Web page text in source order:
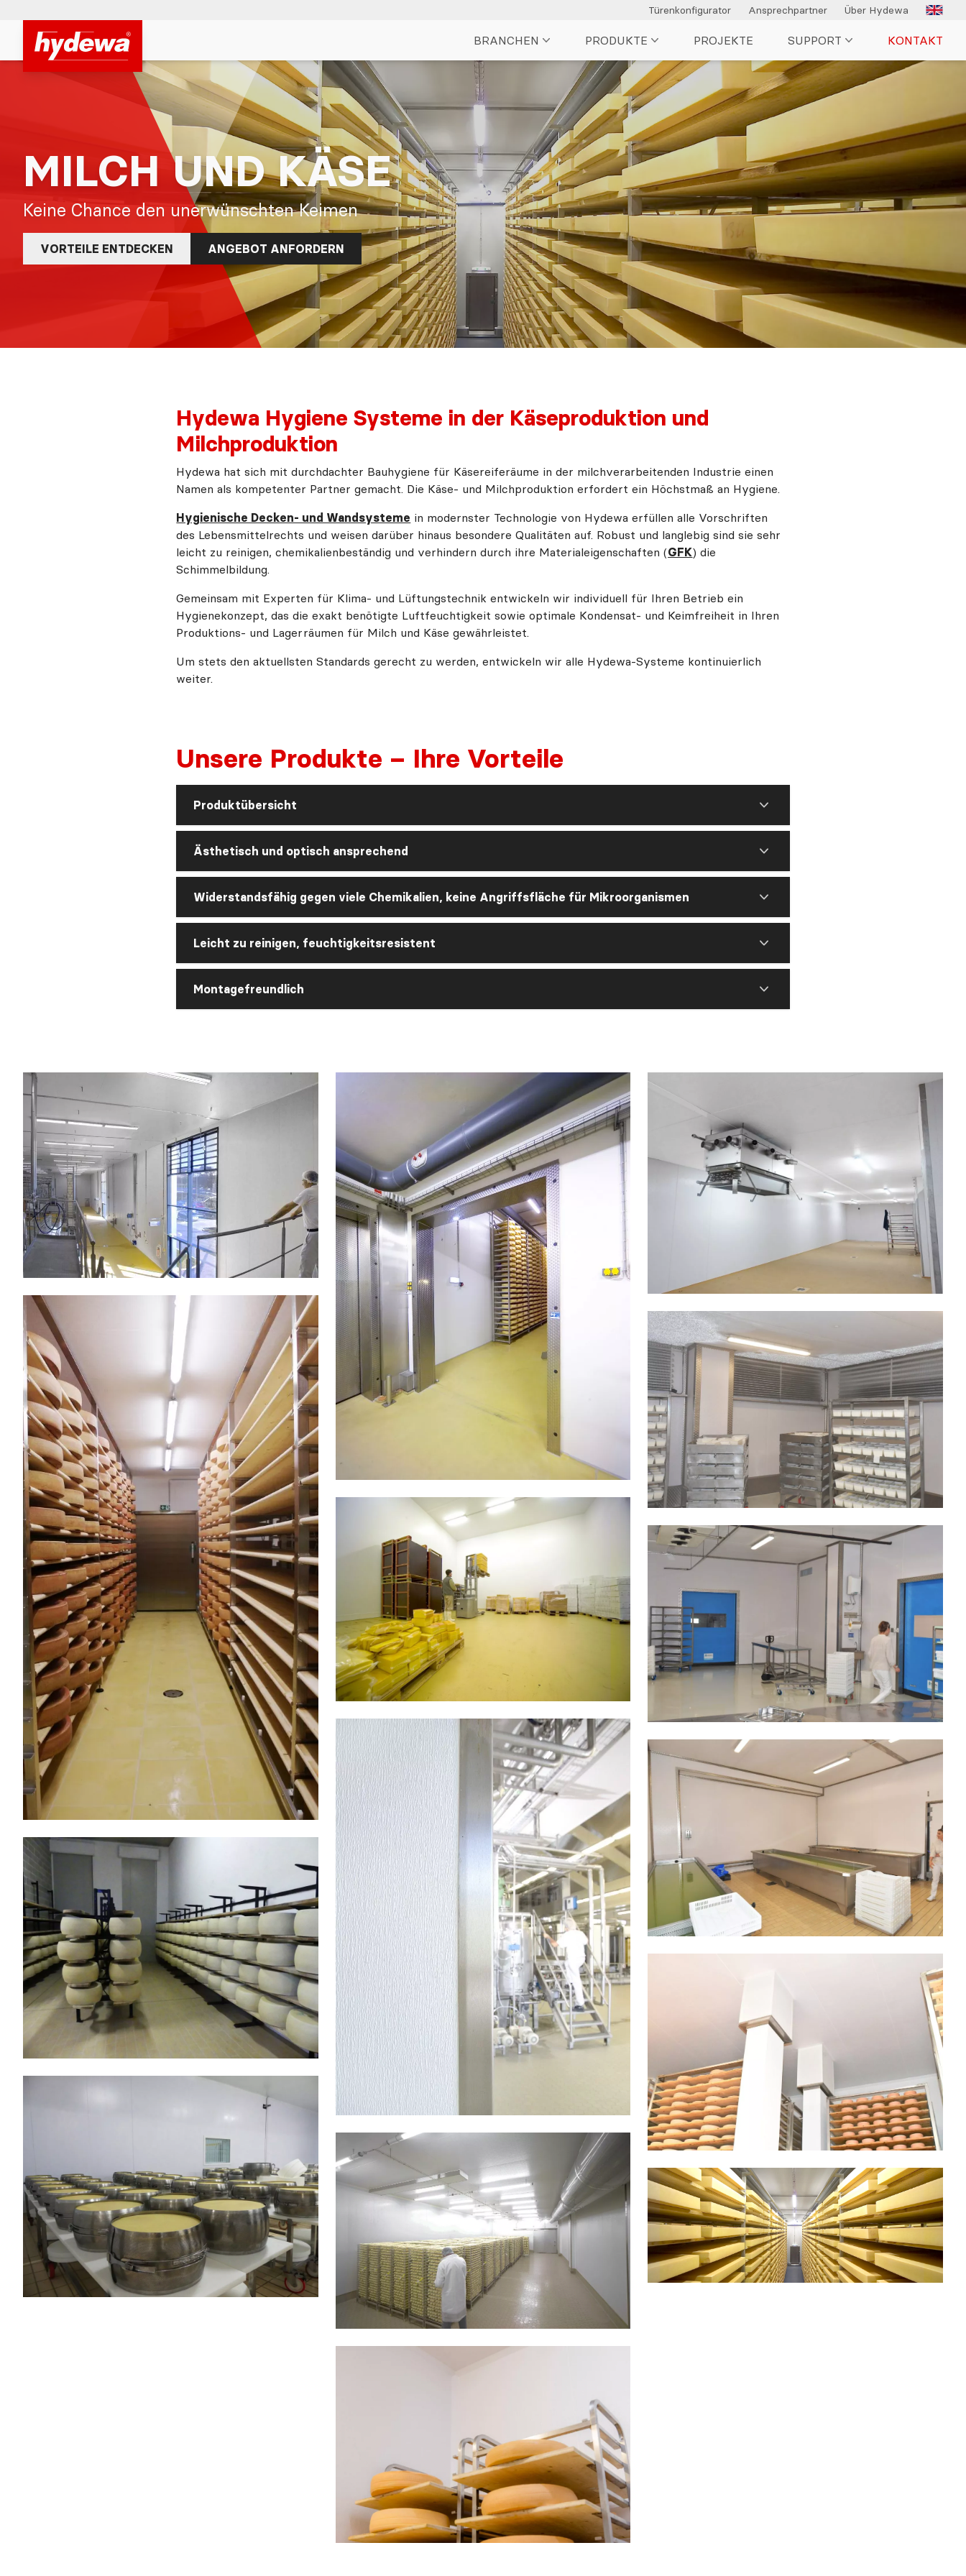
Türenkonfigurator Ansprechpartner Über Hydewa
Hydewa GmbH BRANCHEN PRODUKTE PROJEKTE SUPPORT KONTAKT
MILCH UND KÄSE
Keine Chance den unerwünschten Keimen
VORTEILE ENTDECKEN ANGEBOT ANFORDERN
Hydewa Hygiene Systeme in der Käseproduktion und
Milchproduktion
Hydewa hat sich mit durchdachter Bauhygiene für Käsereiferäume in der milchverarbeitenden Industrie einen
Namen als kompetenter Partner gemacht. Die Käse- und Milchproduktion erfordert ein Höchstmaß an Hygiene.
Hygienische Decken- und Wandsysteme in modernster Technologie von Hydewa erfüllen alle Vorschriften
des Lebensmittelrechts und weisen darüber hinaus besondere Qualitäten auf. Robust und langlebig sind sie sehr
leicht zu reinigen, chemikalienbeständig und verhindern durch ihre Materialeigenschaften (GFK) die
Schimmelbildung.
Gemeinsam mit Experten für Klima- und Lüftungstechnik entwickeln wir individuell für Ihren Betrieb ein
Hygienekonzept, das die exakt benötigte Luftfeuchtigkeit sowie optimale Kondensat- und Keimfreiheit in Ihren
Produktions- und Lagerräumen für Milch und Käse gewährleistet.
Um stets den aktuellsten Standards gerecht zu werden, entwickeln wir alle Hydewa-Systeme kontinuierlich
weiter.
Unsere Produkte – Ihre Vorteile
Produktübersicht
Ästhetisch und optisch ansprechend
Widerstandsfähig gegen viele Chemikalien, keine Angriffsfläche für Mikroorganismen
Leicht zu reinigen, feuchtigkeitsresistent
Montagefreundlich